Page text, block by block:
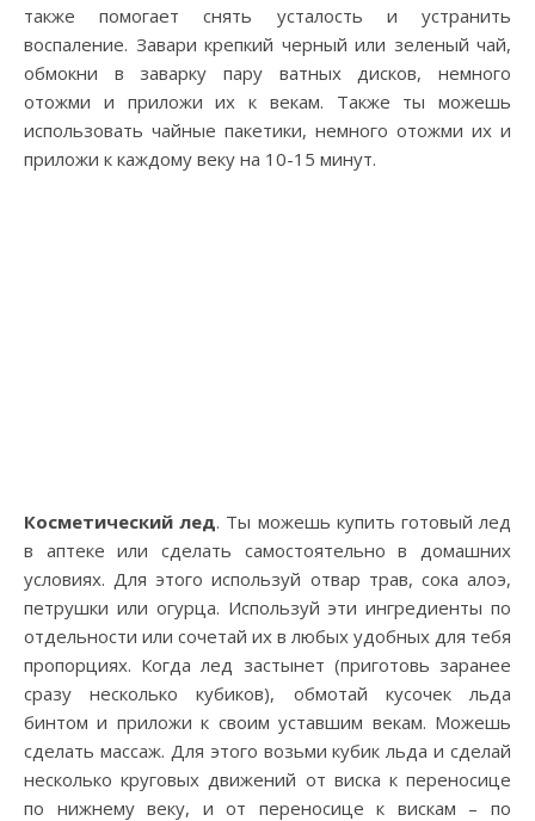
также помогает снять усталость и устранить
воспаление. Завари крепкий черный или зеленый чай,
обмокни в заварку пару ватных дисков, немного
отожми и приложи их к векам. Также ты можешь
использовать чайные пакетики, немного отожми их и
приложи к каждому веку на 10-15 минут.
Косметический лед. Ты можешь купить готовый лед
в аптеке или сделать самостоятельно в домашних
условиях. Для этого используй отвар трав, сока алоэ,
петрушки или огурца. Используй эти ингредиенты по
отдельности или сочетай их в любых удобных для тебя
пропорциях. Когда лед застынет (приготовь заранее
сразу несколько кубиков), обмотай кусочек льда
бинтом и приложи к своим уставшим векам. Можешь
сделать массаж. Для этого возьми кубик льда и сделай
несколько круговых движений от виска к переносице
по нижнему веку, и от переносице к вискам – по